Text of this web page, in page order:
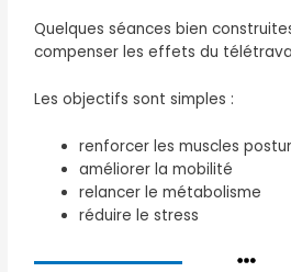
Quelques séances bien
compenser les effets du
Les objectifs sont simples :
renforcer les muscles
améliorer la mobilité
relancer le métabolisme
réduire le stress